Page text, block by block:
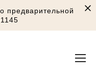
предварительной